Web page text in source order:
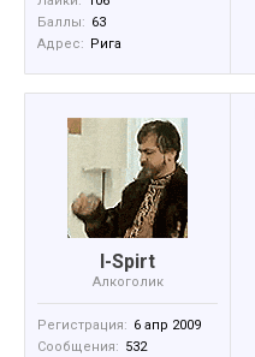
Баллы: 63
Адрес: Рига
I-Spirt
Алкоголик
Регистрация: 6 апр 2009
Сообщения: 532